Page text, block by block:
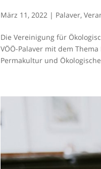
März 11, 2022 | Palaver,
Die Vereinigung für
VÖÖ-Palaver mit dem
Permakultur und